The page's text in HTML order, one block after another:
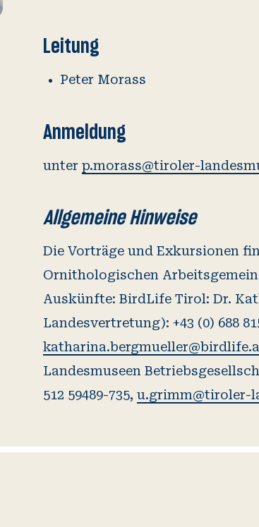
Leitung
Peter Morass
Anmeldung
unterp.morass@tiroler-
Allgemeine Hinweise
Die Vorträge und Exkursionen
Ornithologischen
Auskünfte: BirdLife Tirol: Dr.
Landesvertretung): +43 (0) 688
Landesmuseen
512 59489-735,u.grimm@tiroler-